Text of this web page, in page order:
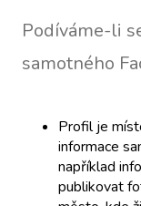
Podíváme-li
samotného
Profil je
informace
například
publikovat